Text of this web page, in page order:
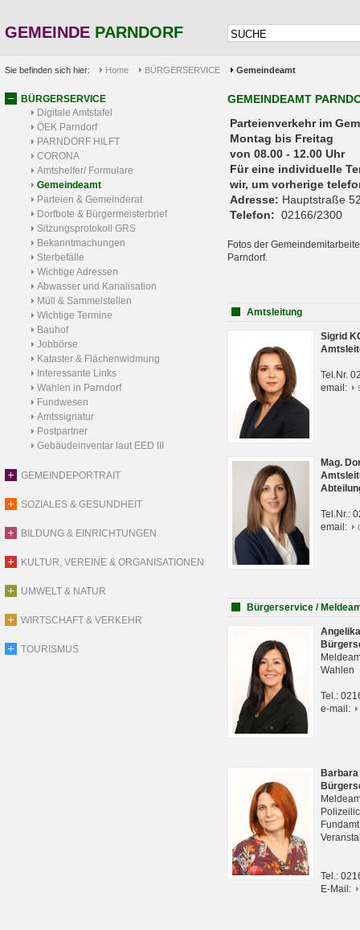
GEMEINDE PARNDORF
Sie befinden sich hier: Home BÜRGERSERVICE Gemeindeamt
BÜRGERSERVICE
Digitale Amtstafel
ÖEK Parndorf
PARNDORF HILFT
CORONA
Amtshelfer/ Formulare
Gemeindeamt
Parteien & Gemeinderat
Dorfbote & Bürgermeisterbrief
Sitzungsprotokoll GRS
Bekanntmachungen
Sterbefälle
Wichtige Adressen
Abwasser und Kanalisation
Müll & Sammelstellen
Wichtige Termine
Bauhof
Jobbörse
Kataster & Flächenwidmung
Interessante Links
Wahlen in Parndorf
Fundwesen
Amtssignatur
Postpartner
Gebäudeinventar laut EED III
GEMEINDEPORTRAIT
SOZIALES & GESUNDHEIT
BILDUNG & EINRICHTUNGEN
KULTUR, VEREINE & ORGANISATIONEN
UMWELT & NATUR
WIRTSCHAFT & VERKEHR
TOURISMUS
GEMEINDEAMT
Parteienverkehr
Montag bis Freitag
von 08.00 - 12.00 Uhr
Für eine individuelle
wir, um vorherige
Adresse: Hauptstraße
Telefon: 02166/2300
Fotos der
Parndorf.
Amtsleitung
Sigrid
Tel.Nr.
email:
Mag.
Tel.Nr.:
email:
Bürgerservice /
Wahlen
Tel.:
e-mail:
Tel.:
E-Mail: